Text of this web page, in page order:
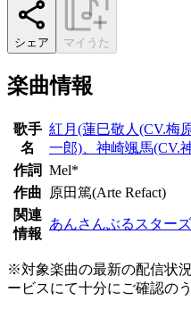
シェア マイうた
楽曲情報
歌手
名
紅月(蓮巳敬人(CV.梅
一郎)、神崎颯馬(CV.
作詞 Mel*
作曲
原田篤(Arte Refact)
関連
情報
あんさんぶるスター
※対象楽曲の最新の配信状
ービスにて十分にご確認の